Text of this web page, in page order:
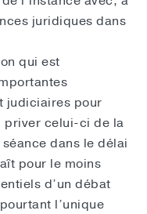
juridiques dans
qui est
judiciaires pour
priver celui-ci de la
dans le délai
pour le moins
d’un débat
l’unique